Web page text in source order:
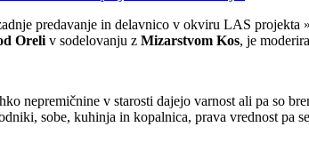
predavanje in delavnico v okviru LAS projekta
Oreli v sodelovanju z Mizarstvom Kos, je
nepremičnine v starosti dajejo varnost ali pa so
sobe, kuhinja in kopalnica, prava vrednost pa